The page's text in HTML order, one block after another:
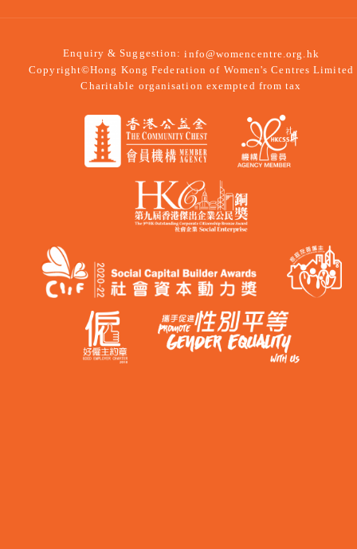
Enquiry & Suggestion:info@womencentre.org.hk
Copyright©Hong Kong Federation of Women's Centres Limited
Charitable organisation exempted from tax